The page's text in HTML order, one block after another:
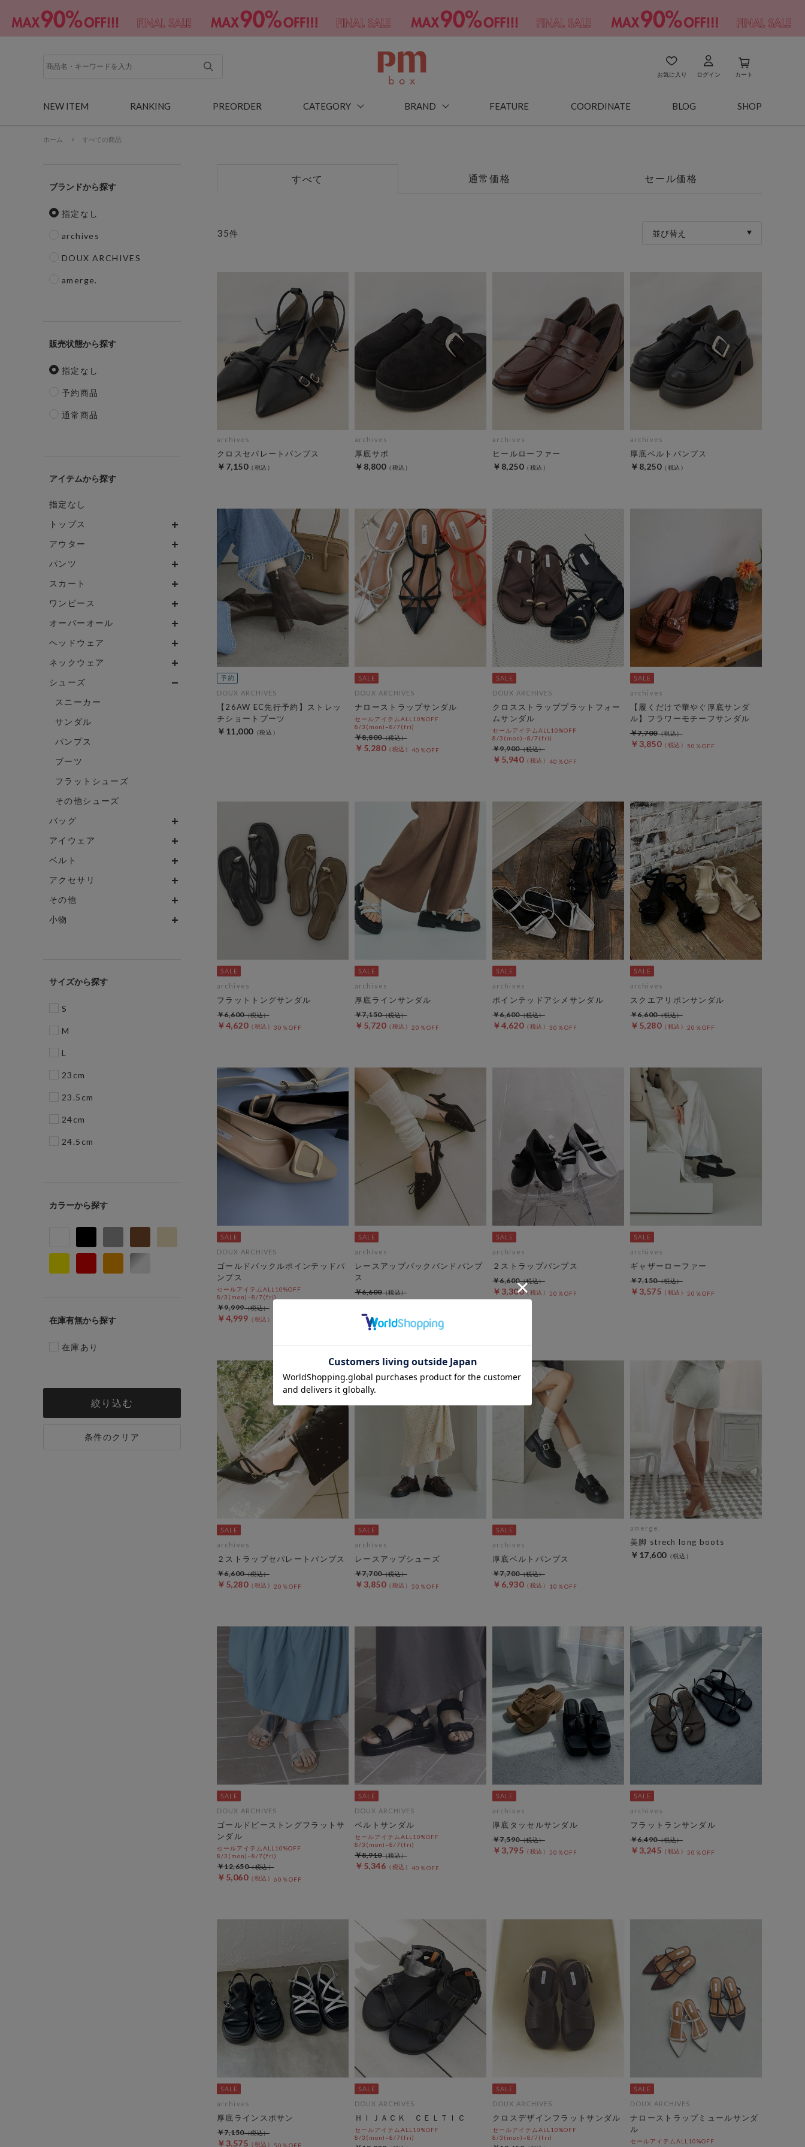
お気に入り ログイン カート
NEW ITEM RANKING PREORDER CATEGORY BRAND FEATURE COORDINATE BLOG SHOP
ホーム > すべての商品
ブランド
指定なし
archives
DOUX ARCHIVES
amerge.
販売状態
指定なし
予約商品
通常商品
アイテム
指定なし
トップス
アウター
パンツ
スカート
ワンピース
オーバーオール
ヘッドウェア
ネックウェア
シューズ
スニーカー
サンダル
パンプス
ブーツ
フラットシューズ
その他シューズ
バッグ
アイウェア
ベルト
アクセサリ
その他
小物
サイズ
S
M
L
23cm
23.5cm
24cm
24.5cm
カラー
在庫有無
在庫あり
絞り込む
条件のクリア
すべて 通常価格 セール価格
35件 並び替え
archives
クロスセパレートパンプス
￥7,150
archives
厚底サボ
￥8,800
archives
ヒールローファー
￥8,250
archives
厚底ベルトパンプス
￥8,250
DOUX ARCHIVES
【26AW EC先行予約】ストレッ
チショートブーツ
￥11,000
DOUX ARCHIVES
ナローストラップサンダル
セールアイテムALL10%OFF
8/3(mon)~8/7(fri)
￥5,280 40％OFF
￥8,800
DOUX ARCHIVES
クロスストラッププラットフォー
ムサンダル
セールアイテムALL10%OFF
8/3(mon)~8/7(fri)
￥5,940 40％OFF
￥9,900
archives
【履くだけで華やぐ厚底サンダ
ル】フラワーモチーフサンダル
￥3,850 50％OFF
￥7,700
archives
フラットトングサンダル
￥4,620 30％OFF
￥6,600
archives
厚底ラインサンダル
￥5,720 20％OFF
￥7,150
archives
ポインテッドアシメサンダル
￥4,620 30％OFF
￥6,600
archives
スクエアリボンサンダル
￥5,280 20％OFF
￥6,600
DOUX ARCHIVES
ゴールドバックルポインテッドパ
ンプス
セールアイテムALL10%OFF
8/3(mon)~8/7(fri)
￥4,999
￥9,999
archives
レースアップバックバンドパンプ
ス
￥5,280
￥6,600
archives
２ストラップパンプス
￥3,300 50％OFF
￥6,600
archives
ギャザーローファー
￥3,575 50％OFF
￥7,150
archives
２ストラップセパレートパンプス
￥5,280 20％OFF
￥6,600
archives
レースアップシューズ
￥3,850 50％OFF
￥7,700
archives
厚底ベルトパンプス
￥6,930 10％OFF
￥7,700
amerge.
美脚 strech long boots
￥17,600
DOUX ARCHIVES
ゴールドピーストングフラットサ
ンダル
セールアイテムALL10%OFF
8/3(mon)~8/7(fri)
￥5,060 60％OFF
￥12,650
DOUX ARCHIVES
ベルトサンダル
セールアイテムALL10%OFF
8/3(mon)~8/7(fri)
￥5,346 40％OFF
￥8,910
archives
厚底タッセルサンダル
￥3,795 50％OFF
￥7,590
archives
フラットランサンダル
￥3,245 50％OFF
￥6,490
archives
厚底ラインスポサン
￥3,575 50％OFF
￥7,150
DOUX ARCHIVES
ＨＩＪＡＣＫ ＣＥＬＴＩＣ
セールアイテムALL10%OFF
8/3(mon)~8/7(fri)
DOUX ARCHIVES
クロスデザインフラットサンダル
セールアイテムALL10%OFF
8/3(mon)~8/7(fri)
DOUX ARCHIVES
ナローストラップミュールサンダ
ル
セールアイテムALL10%OFF